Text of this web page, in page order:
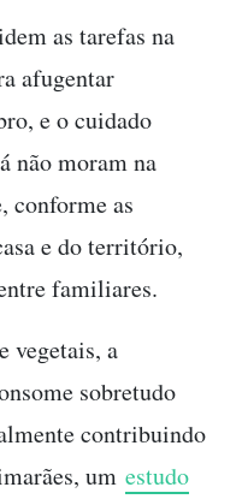
as tarefas na
afugentar
e o cuidado
não moram na
conforme as
e do território,
familiares.
vegetais, a
sobretudo
contribuindo
um estudo